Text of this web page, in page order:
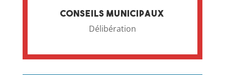
Conseils municipaux
Délibération